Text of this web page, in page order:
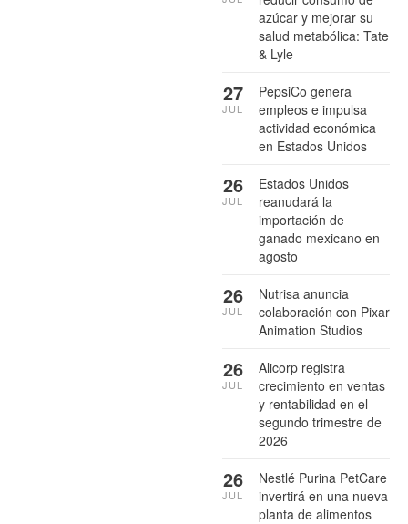
azúcar y mejorar su
salud metabólica: Tate
& Lyle
PepsiCo genera
empleos e impulsa
actividad económica
en Estados Unidos
27
JUL
Estados Unidos
reanudará la
importación de
ganado mexicano en
agosto
26
JUL
Nutrisa anuncia
colaboración con Pixar
Animation Studios
26
JUL
Alicorp registra
crecimiento en ventas
y rentabilidad en el
segundo trimestre de
2026
26
JUL
Nestlé Purina PetCare
invertirá en una nueva
planta de alimentos
26
JUL